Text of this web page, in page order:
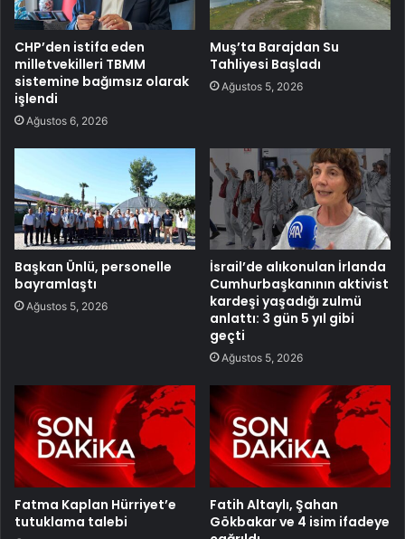
CHP’den istifa eden
milletvekilleri TBMM
sistemine bağımsız olarak
işlendi
Ağustos 6, 2026
Muş’ta Barajdan Su
Tahliyesi Başladı
Ağustos 5, 2026
Başkan Ünlü, personelle
bayramlaştı
Ağustos 5, 2026
İsrail’de alıkonulan İrlanda
Cumhurbaşkanının aktivist
kardeşi yaşadığı zulmü
anlattı: 3 gün 5 yıl gibi
geçti
Ağustos 5, 2026
Fatma Kaplan Hürriyet’e
tutuklama talebi
Fatih Altaylı, Şahan
Gökbakar ve 4 isim ifadeye